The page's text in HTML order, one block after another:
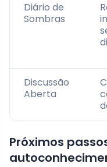
Diário de
Sombras
Discussão
Aberta
Próximos